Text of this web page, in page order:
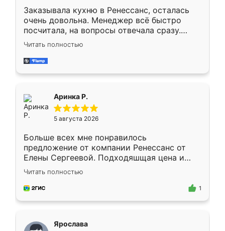
Заказывала кухню в Ренессанс, осталась
очень довольна. Менеджер всё быстро
посчитала, на вопросы отвечала сразу.
Замерщик приехал в субботу, подошёл к
делу со всей ответственностью. Собрали
за день, ребята работали аккуратно, даже
Читать полностью
Аринка Р.
5 августа 2026
Больше всех мне понравилось
предложение от компании Ренессанс от
Елены Сергеевой. Подходяшщая цена и
короткие сроки изготовления. Приехавший
для замера сотрудник Владислав
предложил по моему эскизу самый
Читать полностью
1
Ярослава